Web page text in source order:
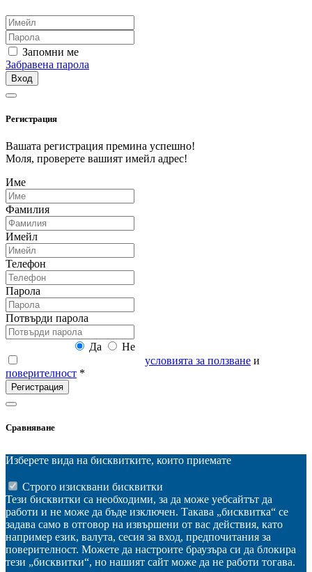
Запомни ме
Забравена парола
Вход
Регистрация
Вашата регистрация премина успешно!
Моля, проверете вашият имейл адрес!
Име
Фамилия
Имейл
Телефон
Парола
Потвърди парола
Да
Не
условията за ползване и
поверителност *
Регистрация
Сравняване
Изберете вида на бисквитките, които приемате
Строго изисквани бисквитки
Тези бисквитки са необходими, за да може уебсайтът да
работи и не може да бъде изключен. Такава „бисквитка“ се
задава само в отговор на извършени от вас действия, като
например език, валута, сесия за вход, предпочитания за
поверителност. Можете да настроите браузъра си да блокира
тези „бисквитки“, но нашият сайт може да не работи тогава.